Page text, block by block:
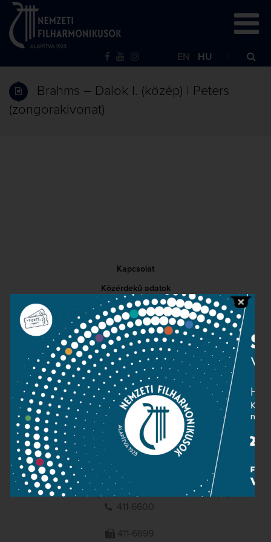
EN HU
Brahms – Dalok I. (közép) | Peters
(zongorakivonat)
Kapcsolat
Közérdekű adatok
Sajtószoba
Adatvédelem
Impresszum
NEMZETI
FILHARMONIKUSOK
1095 Budapest, Komor Marcell u. 1. (Müpa)
411-6600
411-6699